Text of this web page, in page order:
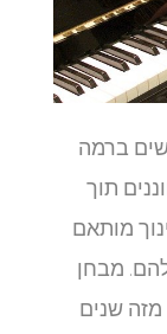
ברמה
תוך
מותאם
מבחן
שנים